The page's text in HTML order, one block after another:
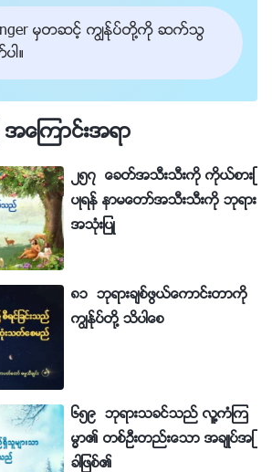
မွတဆင့္ ကြၽန္ုပ္တို႔ကို ဆက္သြ
။
ၾကာင္းအရာ
၂၅၇ ေခတ္အသီးသီးကို ကိုယ္စားျ
ပဳရန္ နာမေတာ္အသီးသီးကို ဘုရား
အသုံးျပဳ
၈၁ ဘုရားခ်စ္ဖြယ္ေကာင္းတာကို
ကြၽန္ုပ္တို႔ သိပါေစ
၆၅၉ ဘုရားသခင္သည္ လူ႔ကံၾက
မၼာ၏ တစ္ဦးတည္းေသာ အခ်ဳပ္အျ
ခာျဖစ္၏